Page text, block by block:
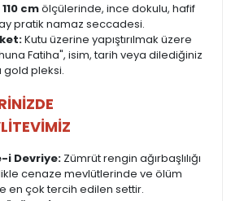
cmölçülerinde, ince dokulu, hafif
pratik namaz seccadesi.
Kutu üzerine yapıştırılmak üzere
Fatiha", isim, tarih veya dilediğiniz
gold pleksi.
i Devriye: Zümrüt rengin ağırbaşlılığı
cenaze mevlütlerinde ve ölüm
en çok tercih edilen settir.